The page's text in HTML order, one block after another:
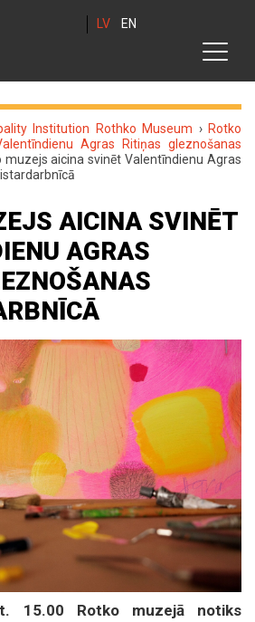
LV EN
Institution Rothko Museum › Rotko
Agras Ritiņas gleznošanas
muzejs aicina svinēt Valentīndienu Agras
AICINA SVINĒT
AGRAS
15.00 Rotko muzejā notiks